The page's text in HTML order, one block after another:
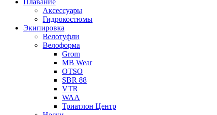
Плавание
Аксессуары
Гидрокостюмы
Экипировка
Велотуфли
Велоформа
Grom
MB Wear
OTSO
SBR 88
VTR
WAA
Триатлон Центр